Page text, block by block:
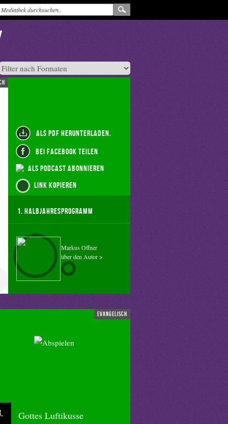
als PDF herunterladen.
bei Facebook teilen
als Podcast abonnieren
Link kopieren
1. Halbjahresprogramm
Markus Offner
über den Autor >
evangelisch
Gottes Luftikusse